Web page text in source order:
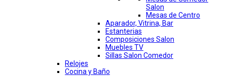
Salon
Mesas de Centro
Aparador, Vitrina, Bar
Estanterias
Composiciones Salon
Muebles TV
Sillas Salon Comedor
Relojes
Cocina y Baño